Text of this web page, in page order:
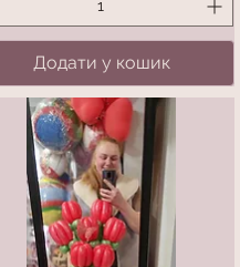
Додати у кошик